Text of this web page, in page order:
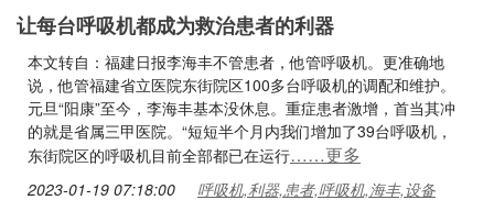
让每台呼吸机都成为救治患者的利器
本文转自：福建日报李海丰不管患者，他管呼吸机。更准确地
说，他管福建省立医院东街院区100多台呼吸机的调配和维护。
元旦“阳康”至今，李海丰基本没休息。重症患者激增，首当其冲
的就是省属三甲医院。“短短半个月内我们增加了39台呼吸机，
东街院区的呼吸机目前全部都已在运行……更多
2023-01-19 07:18:00 呼吸机,利器,患者,呼吸机,海丰,设备